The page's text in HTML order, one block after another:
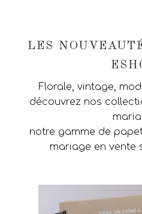
LES
Florale, vintage,
découvrez nos
notre gamme de
mariage en vente